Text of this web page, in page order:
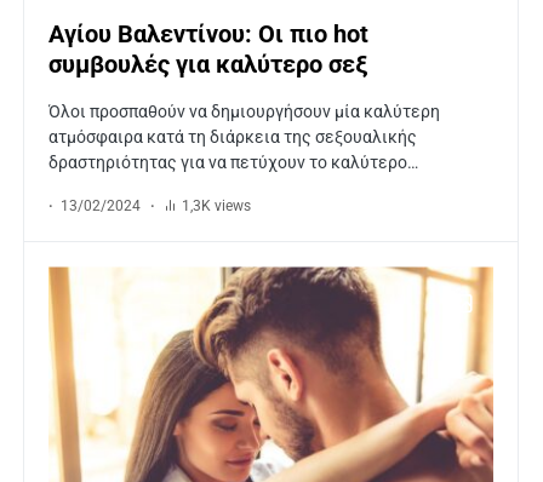
Αγίου Βαλεντίνου: Οι πιο hot
συμβουλές για καλύτερο σεξ
Όλοι προσπαθούν να δημιουργήσουν μία καλύτερη
ατμόσφαιρα κατά τη διάρκεια της σεξουαλικής
δραστηριότητας για να πετύχουν το καλύτερο…
13/02/2024 1,3K views